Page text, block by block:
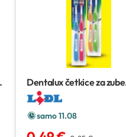
Dentalux četkice za zube
classic 2 kom
samo 11.08